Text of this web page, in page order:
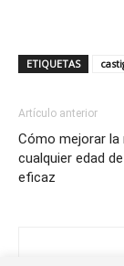
ETIQUETAS
Artículo anterior
Cómo mejorar la
cualquier edad
eficaz